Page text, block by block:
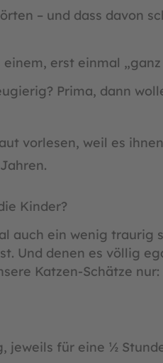
– und dass davon
erst einmal
Prima, dann
vorlesen, weil es
Kinder?
auch ein wenig
Und denen es völlig
Katzen-Schätze
für eine ½ Stunde